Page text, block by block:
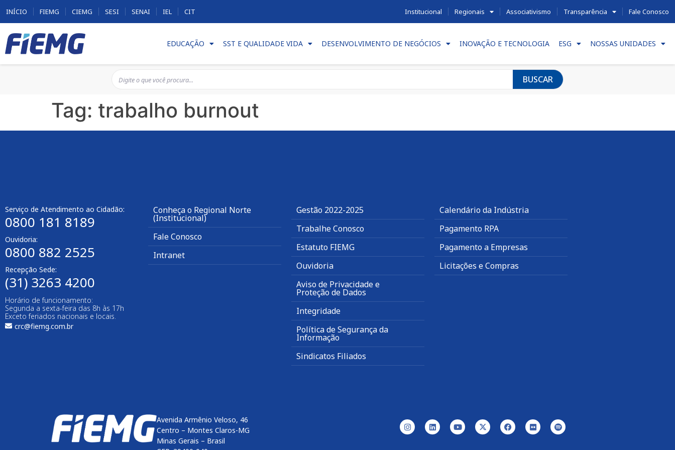
INÍCIO FIEMG CIEMG SESI SENAI IEL CIT Institucional Regionais Associativismo Transparência Fale Conosco
EDUCAÇÃO SST E QUALIDADE VIDA DESENVOLVIMENTO DE NEGÓCIOS INOVAÇÃO E TECNOLOGIA ESG NOSSAS UNIDADES
BUSCAR
Tag: trabalho burnout
Serviço de Atendimento ao Cidadão:
0800 181 8189
Ouvidoria:
0800 882 2525
Recepção Sede:
(31) 3263 4200
Horário de funcionamento:
Segunda a sexta-feira das 8h às 17h
Exceto feriados nacionais e locais.
crc@fiemg.com.br
Conheça o Regional Norte
(Institucional)
Fale Conosco
Intranet
Gestão 2022-2025
Trabalhe Conosco
Estatuto FIEMG
Ouvidoria
Aviso de Privacidade e
Proteção de Dados
Integridade
Política de Segurança da
Informação
Sindicatos Filiados
Calendário da Indústria
Pagamento RPA
Pagamento a Empresas
Licitações e Compras
Avenida Armênio Veloso, 46
Centro – Montes Claros-MG
Minas Gerais – Brasil